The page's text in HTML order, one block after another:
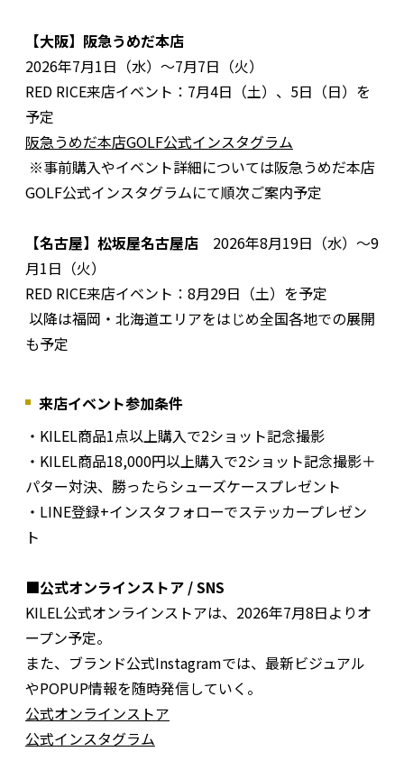
【大阪】阪急うめだ本店
2026年7月1日（水）～7月7日（火）
RED RICE来店イベント：7月4日（土）、5日（日）を
予定
阪急うめだ本店GOLF公式インスタグラム
※事前購入やイベント詳細については阪急うめだ本店
GOLF公式インスタグラムにて順次ご案内予定
【名古屋】松坂屋名古屋店 2026年8月19日（水）～9
月1日（火）
RED RICE来店イベント：8月29日（土）を予定
以降は福岡・北海道エリアをはじめ全国各地での展開
も予定
来店イベント参加条件
・KILEL商品1点以上購入で2ショット記念撮影
・KILEL商品18,000円以上購入で2ショット記念撮影＋
パター対決、勝ったらシューズケースプレゼント
・LINE登録+インスタフォローでステッカープレゼン
ト
■公式オンラインストア / SNS
KILEL公式オンラインストアは、2026年7月8日よりオ
ープン予定。
また、ブランド公式Instagramでは、最新ビジュアル
やPOPUP情報を随時発信していく。
公式オンラインストア
公式インスタグラム